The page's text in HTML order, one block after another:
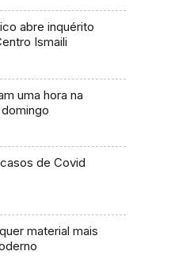
abre inquérito
Ismaili
uma hora na
de Covid
material mais